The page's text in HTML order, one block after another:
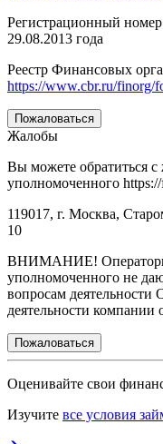
Регистрационный
29.08.2013 года
Реестр Финансовых
https://www.cbr.ru/finorg/
Пожаловаться
Жалобы
Вы можете обратиться
уполномоченного
119017, г. Москва,
10
ВНИМАНИЕ! Операторы
уполномоченного не
вопросам
деятельности
Пожаловаться
Оценивайте свои
Изучите все условия